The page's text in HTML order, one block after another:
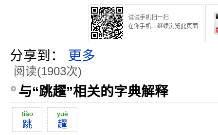
试试手机扫一扫
在你手机上继续浏览此页面
分享到： 更多
阅读(1903次)
与“跳趯”相关的字典解释
tiào
跳
yuè
趯